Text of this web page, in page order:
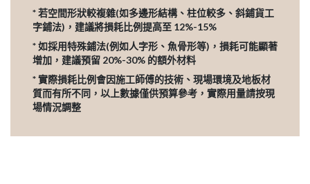
* 若空間形狀較複雜(如多邊形結構、柱位較多、斜鋪貨工
字鋪法)，建議將損耗比例提高至 12%-15%
* 如採用特殊鋪法(例如人字形、魚骨形等)，損耗可能顯著
增加，建議預留 20%-30% 的額外材料
* 實際損耗比例會因施工師傅的技術、現場環境及地板材
質而有所不同，以上數據僅供預算參考，實際用量請按現
場情況調整